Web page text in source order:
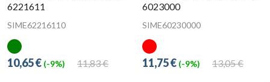
6221611
SIME62216110
11,83 €
10,65 € (-9%)
6023000
SIME60230000
13,05 €
11,75 € (-9%)